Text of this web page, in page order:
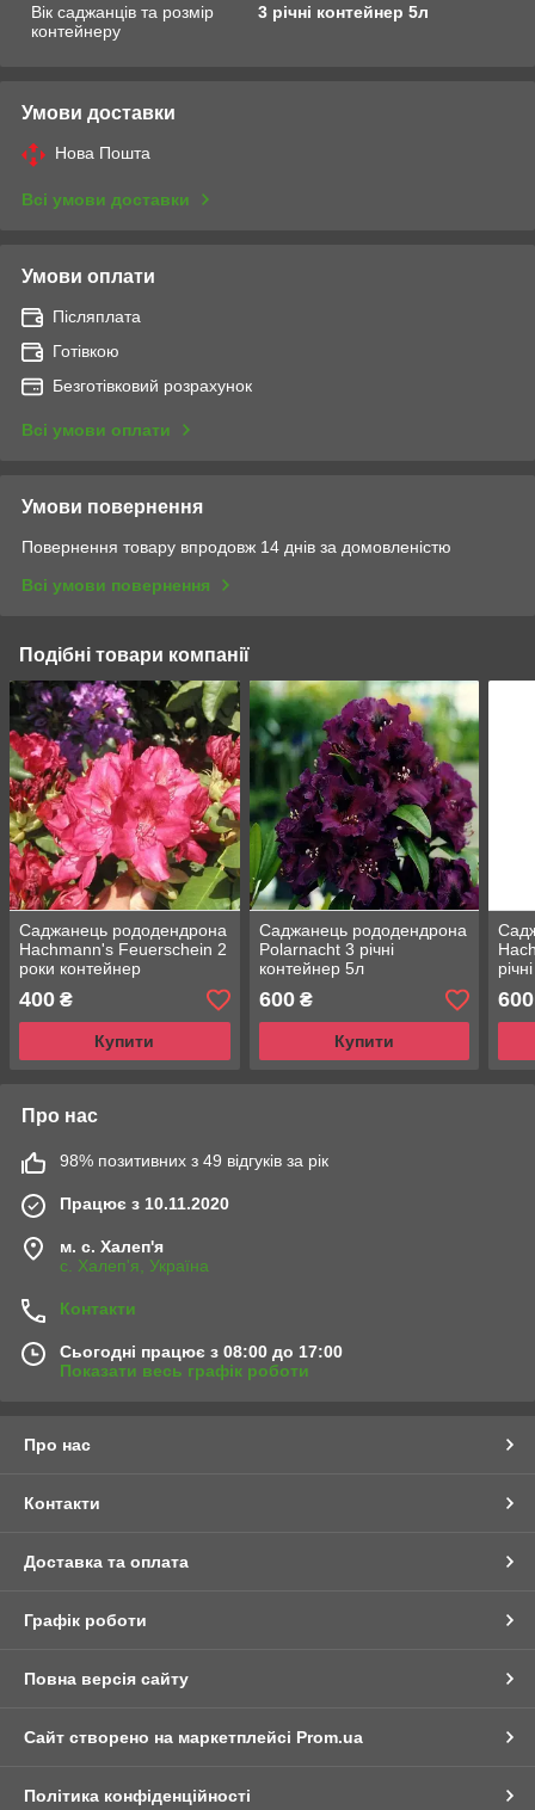
Вік саджанців та розмір
контейнеру
3 річні контейнер 5л
Умови доставки
Нова Пошта
Всі умови доставки
Умови оплати
Післяплата
Готівкою
Безготівковий розрахунок
Всі умови оплати
Умови повернення
Повернення товару впродовж 14 днів за домовленістю
Всі умови повернення
Подібні товари компанії
Саджанець рододендрона
Hachmann's Feuerschein 2
роки контейнер
1,5л-2л(15-30см)
400 ₴
Купити
Саджанець рододендрона
Polarnacht 3 річні
контейнер 5л
600₴
Купити
600
Про нас
98% позитивних з 49 відгуків за рік
Працює з 10.11.2020
м. с. Халеп'я
с. Халеп'я, Україна
Контакти
Сьогодні працює з 08:00 до 17:00
Показати весь графік роботи
Про нас
Контакти
Доставка та оплата
Графік роботи
Повна версія сайту
Сайт створено на маркетплейсі Prom.ua
Політика конфіденційності